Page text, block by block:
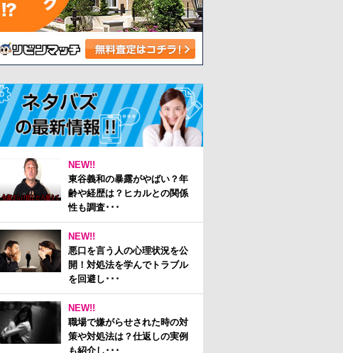
NEW!!
東谷義和の暴露がやばい？年
齢や経歴は？ヒカルとの関係
性も調査･･･
NEW!!
悪口を言う人の心理状況を公
開！対処法を学んでトラブル
を回避し･･･
NEW!!
職場で嫌がらせされた時の対
策や対処法は？仕返しの実例
も紹介し･･･